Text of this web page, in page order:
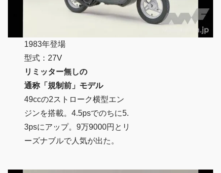
1983年登場
型式：27V
リミッター無しの
通称「規制前」モデル
49ccの2ストローク横型エン
ジンを搭載。4.5psでのちに5.
3psにアップ。9万9000円とリ
ーズナブルで人気が出た。